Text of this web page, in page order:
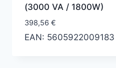
(3000 VA / 1800W)
398,56 €
EAN: 5605922009183